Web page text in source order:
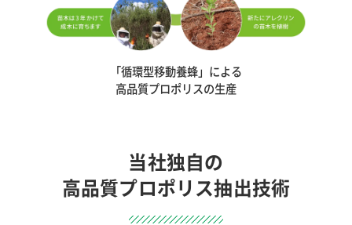
「循環型移動養蜂」による
高品質プロポリスの生産
当社独自の
高品質プロポリス抽出技術